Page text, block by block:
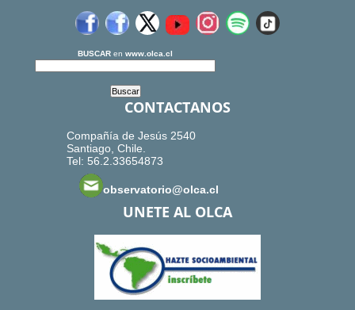
BUSCAR en www.olca.cl
CONTACTANOS
Compañía de Jesús 2540
Santiago, Chile.
Tel: 56.2.33654873
observatorio@olca.cl
UNETE AL OLCA